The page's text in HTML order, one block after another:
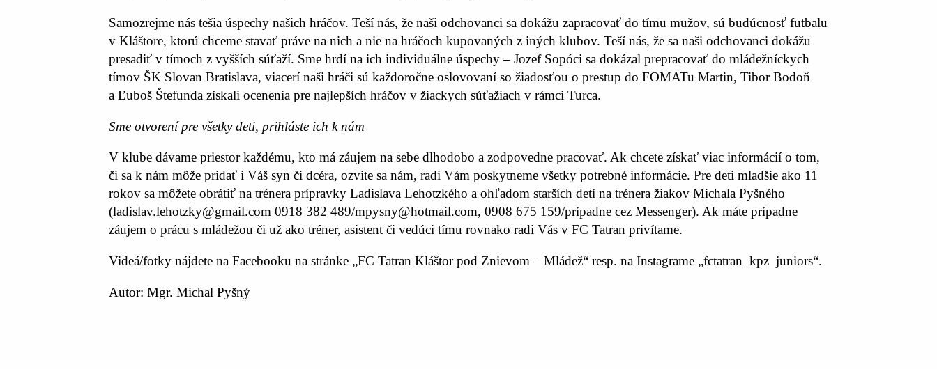
Samozrejme nás tešia úspechy našich hráčov. Teší nás, že naši odchovanci sa dokážu zapracovať do tímu mužov, sú budúcnosť futbalu
v Kláštore, ktorú chceme stavať práve na nich a nie na hráčoch kupovaných z iných klubov. Teší nás, že sa naši odchovanci dokážu
presadiť v tímoch z vyšších súťaží. Sme hrdí na ich individuálne úspechy – Jozef Sopóci sa dokázal prepracovať do mládežníckych
tímov ŠK Slovan Bratislava, viacerí naši hráči sú každoročne oslovovaní so žiadosťou o prestup do FOMATu Martin, Tibor Bodoň
a Ľuboš Štefunda získali ocenenia pre najlepších hráčov v žiackych súťažiach v rámci Turca.
Sme otvorení pre všetky deti, prihláste ich k nám
V klube dávame priestor každému, kto má záujem na sebe dlhodobo a zodpovedne pracovať. Ak chcete získať viac informácií o tom,
či sa k nám môže pridať i Váš syn či dcéra, ozvite sa nám, radi Vám poskytneme všetky potrebné informácie. Pre deti mladšie ako 11
rokov sa môžete obrátiť na trénera prípravky Ladislava Lehotzkého a ohľadom starších detí na trénera žiakov Michala Pyšného
(ladislav.lehotzky@gmail.com 0918 382 489/mpysny@hotmail.com, 0908 675 159/prípadne cez Messenger). Ak máte prípadne
záujem o prácu s mládežou či už ako tréner, asistent či vedúci tímu rovnako radi Vás v FC Tatran privítame.
Videá/fotky nájdete na Facebooku na stránke „FC Tatran Kláštor pod Znievom – Mládež“ resp. na Instagrame „fctatran_kpz_juniors“.
Autor: Mgr. Michal Pyšný